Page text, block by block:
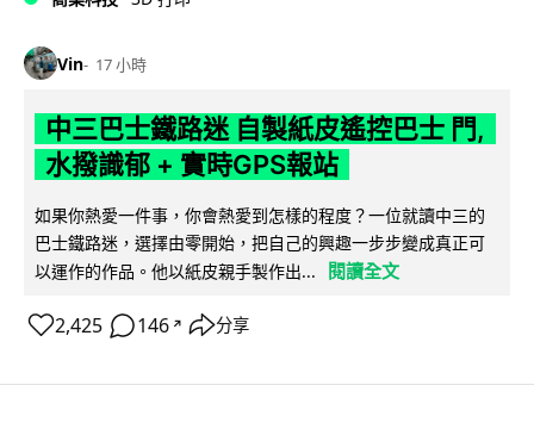
Vin 17 小時
中三巴士鐵路迷 自製紙皮遙控巴士 門,
水撥識郁 + 實時GPS報站
如果你熱愛一件事，你會熱愛到怎樣的程度？一位就讀中三的
巴士鐵路迷，選擇由零開始，把自己的興趣一步步變成真正可
以運作的作品。他以紙皮親手製作出...
閱讀全文
2,425 146 ↗ 分享